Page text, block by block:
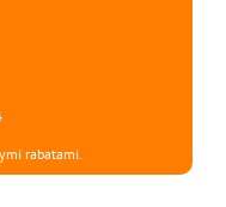
rabatami.